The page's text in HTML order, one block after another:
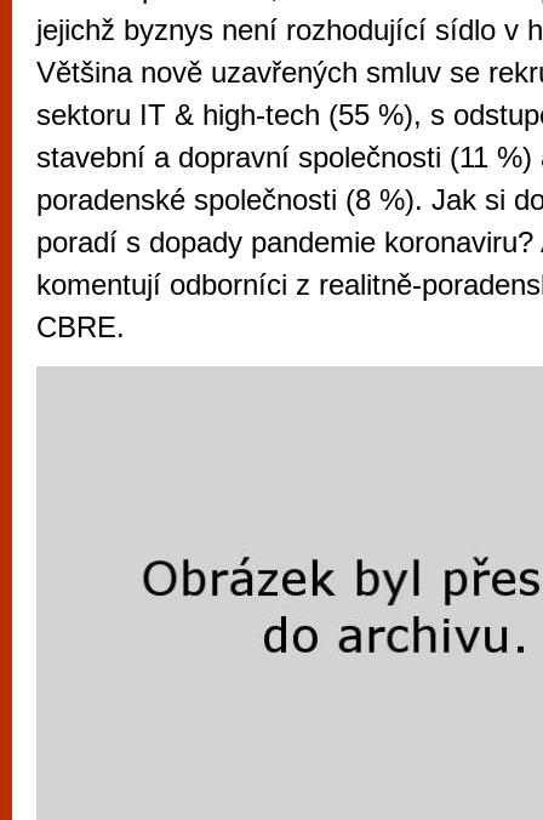
jejichž byznys není rozhodující sídlo v
Většina nově uzavřených smluv se
sektoru IT & high-tech (55 %), s
stavební a dopravní společnosti (11 %)
poradenské společnosti (8 %). Jak si
poradí s dopady pandemie
komentují odborníci z realitně-
CBRE.
vyzkoušet různé kasinové hry. V
metropoli naleznete širokou nabídku her
po moderní automaty jak pro pravidelné
příležitostné hráče. V...